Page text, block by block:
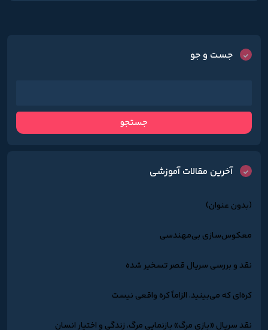
جست و جو
آخرین مقالات آموزشی
(بدون عنوان)
معکوس‌سازی بی‌مهندسی
نقد و بررسی سریال قصر تسخیر شده
کره‌ای که می‌بینید، الزاماً کره واقعی نیست
نقد سریال «بازی مرگ» بازنمایی مرگ، زندگی و اختیار انسان